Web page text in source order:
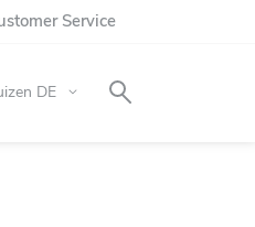
Service
DE